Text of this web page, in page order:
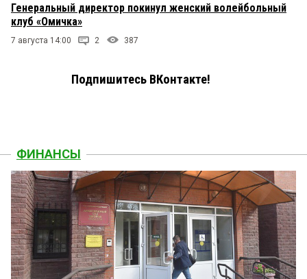
Генеральный директор покинул женский волейбольный
клуб «Омичка»
7 августа 14:00 2 387
Подпишитесь ВКонтакте!
ФИНАНСЫ